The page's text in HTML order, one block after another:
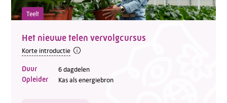
Teelt
Het nieuwe telen vervolgcursus
Korte introductie
Duur 6 dagdelen
Opleider Kas als energiebron